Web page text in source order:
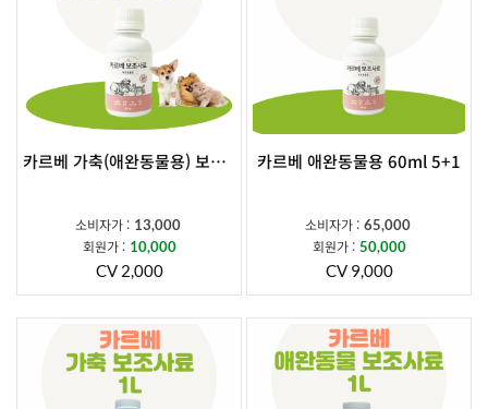
카르베 가축(애완동물용) 보조사료 60ml
소비자가 : 13,000
회원가 : 10,000
CV 2,000
카르베 애완동물용 60ml 5+1
소비자가 : 65,000
회원가 : 50,000
CV 9,000